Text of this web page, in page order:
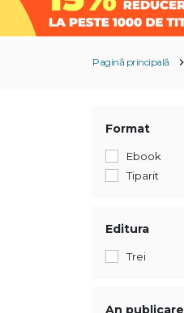
Pagină principală
Format
Ebook
Tiparit
Editura
Trei
An publicare